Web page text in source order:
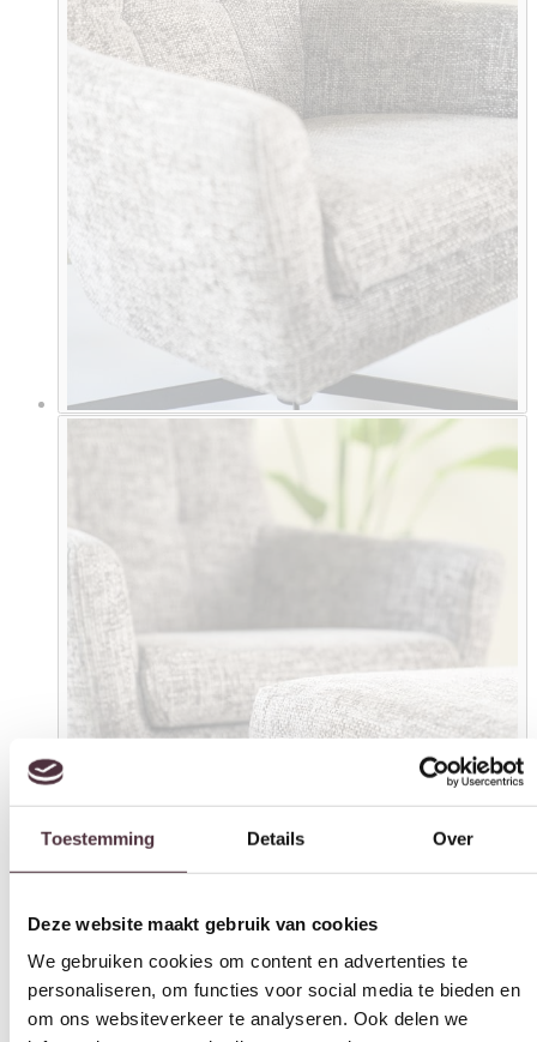
Toestemming Details Over
We gebruiken cookies om content en advertenties te
personaliseren, om functies voor social media te bieden en
om ons websiteverkeer te analyseren. Ook delen we
informatie over uw gebruik van onze site met onze